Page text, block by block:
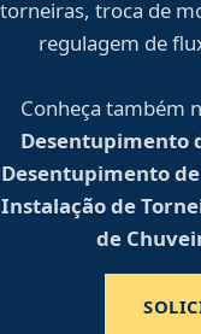
torneiras, troca de
regulagem de
Conheça também
Desentupimento
Desentupimento de
Instalação de
de